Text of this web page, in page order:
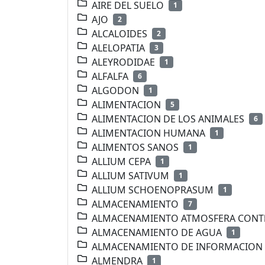
AIRE DEL SUELO 1
AJO 2
ALCALOIDES 2
ALELOPATIA 3
ALEYRODIDAE 1
ALFALFA 6
ALGODON 1
ALIMENTACION 5
ALIMENTACION DE LOS ANIMALES 6
ALIMENTACION HUMANA 1
ALIMENTOS SANOS 1
ALLIUM CEPA 1
ALLIUM SATIVUM 1
ALLIUM SCHOENOPRASUM 1
ALMACENAMIENTO 7
ALMACENAMIENTO ATMOSFERA
ALMACENAMIENTO DE AGUA 1
ALMACENAMIENTO DE INFORMACION
ALMENDRA 1